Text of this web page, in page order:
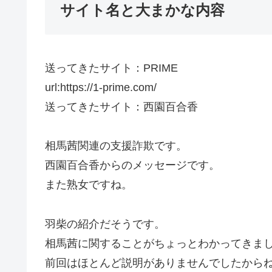
サイト名と大まかな内容
送ってきたサイト：PRIME
url:https://1-prime.com/
送ってきたサイト：西園百合香
相馬茜関連の支援詐欺です。
西園百合香からのメッセージです。
また熟女ですね。
羽柴の紹介だそうです。
相馬茜に関することがちょっとわかってきまし
前回はほとんど説明がありませんでしたからね